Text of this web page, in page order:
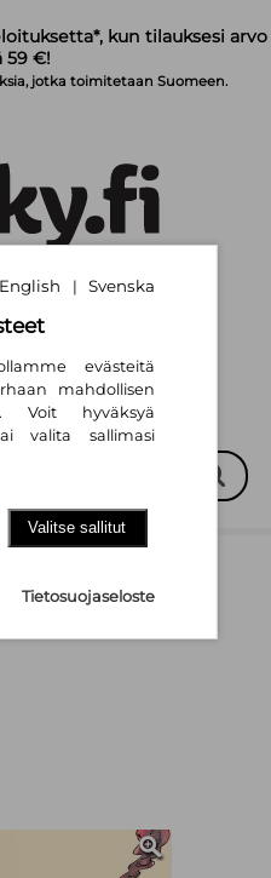
kun tilauksesi arvo
59 €!
jotka toimitetaan Suomeen.
| Svenska
:
English | Svenska
evästeitä
mahdollisen
Voit hyväksyä
valita sallimasi
Valitse sallitut
Tietosuojaseloste